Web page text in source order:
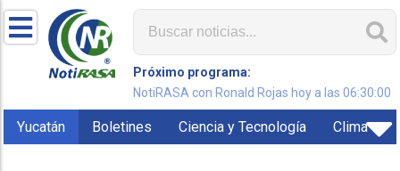
Próximo programa:
NotiRASA con Ronald Rojas hoy a las 06:30:00
Yucatán Boletines Ciencia y Tecnología Clima